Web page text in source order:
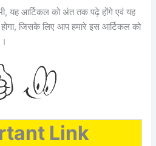
यह आर्टिकल को अंत तक पढ़े होंगे एवं यह
जिसके लिए आप हमारे इस आर्टिकल को
Link